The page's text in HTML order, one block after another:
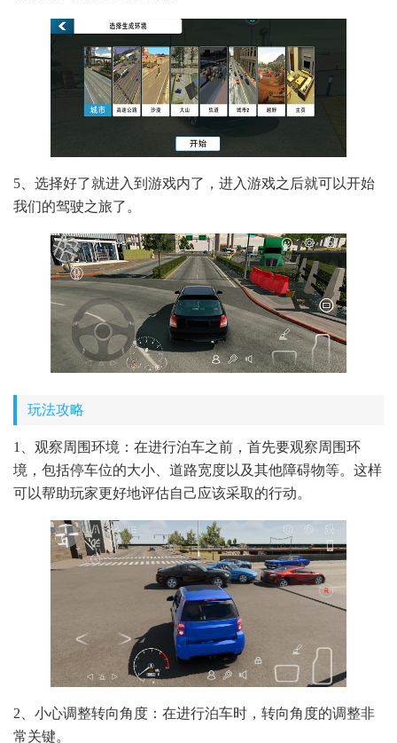
5、选择好了就进入到游戏内了，进入游戏之后就可以开始
我们的驾驶之旅了。
玩法攻略
1、观察周围环境：在进行泊车之前，首先要观察周围环
境，包括停车位的大小、道路宽度以及其他障碍物等。这样
可以帮助玩家更好地评估自己应该采取的行动。
2、小心调整转向角度：在进行泊车时，转向角度的调整非
常关键。